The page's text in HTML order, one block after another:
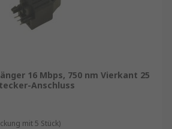
16 Mbps, 750 nm Vierkant 25
Anschluss
mit 5 Stück)